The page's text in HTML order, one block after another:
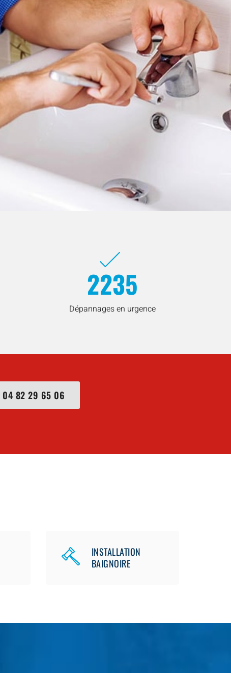
2235
Dépannages en urgence
04 82 29 65 06
INSTALLATION
BAIGNOIRE